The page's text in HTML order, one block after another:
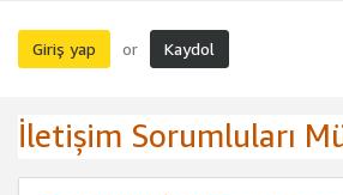
Giriş yap or Kaydol
İletişim Sorumluları